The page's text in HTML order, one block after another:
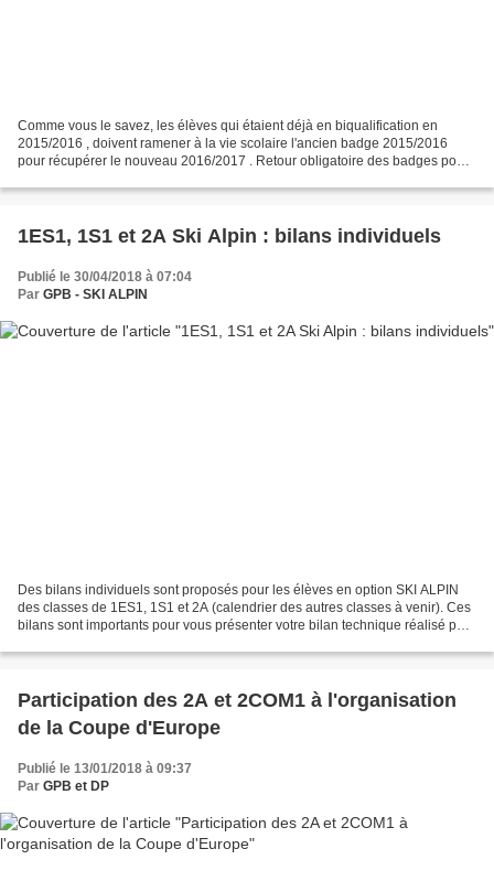
Comme vous le savez, les élèves qui étaient déjà en biqualification en
2015/2016 , doivent ramener à la vie scolaire l'ancien badge 2015/2016
pour récupérer le nouveau 2016/2017 . Retour obligatoire des badges pour
1ES1, 1S1 et 2A Ski Alpin : bilans individuels
Publié le 30/04/2018 à 07:04
Par GPB - SKI ALPIN
Des bilans individuels sont proposés pour les élèves en option SKI ALPIN
des classes de 1ES1, 1S1 et 2A (calendrier des autres classes à venir). Ces
bilans sont importants pour vous présenter votre bilan technique réalisé par
Participation des 2A et 2COM1 à l'organisation
de la Coupe d'Europe
Publié le 13/01/2018 à 09:37
Par GPB et DP